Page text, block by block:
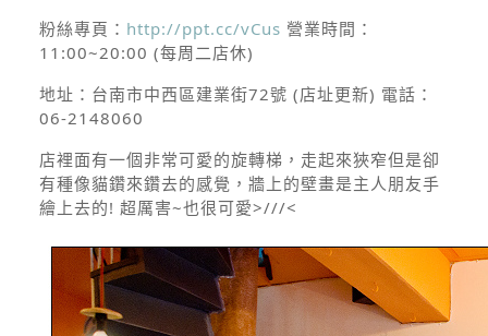
粉絲專頁： http://ppt.cc/vCus 營業時間：
11:00~20:00 (每周二店休)
地址： 台南市中西區建業街72號 (店址更新) 電話：
06-2148060
店裡面有一個非常可愛的旋轉梯，走起來狹窄但是卻
有種像貓鑽來鑽去的感覺，牆上的壁畫是主人朋友手
繪上去的! 超厲害~也很可愛>///<